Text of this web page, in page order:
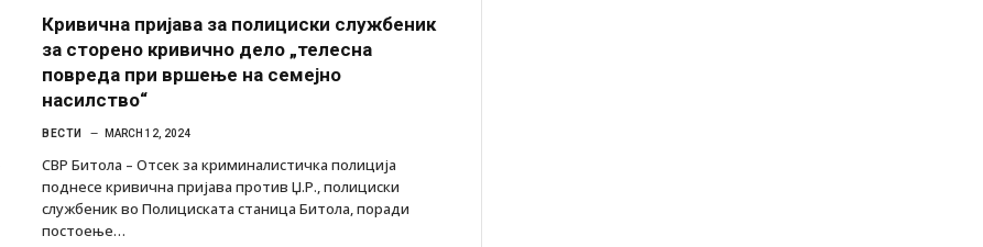
Кривична пријава за полициски службеник
за сторено кривично дело „телесна
повреда при вршење на семејно
насилство“
ВЕСТИ MARCH 12, 2024
СВР Битола – Отсек за криминалистичка полиција
поднесе кривична пријава против Џ.Р., полициски
службеник во Полициската станица Битола, поради
постоење…